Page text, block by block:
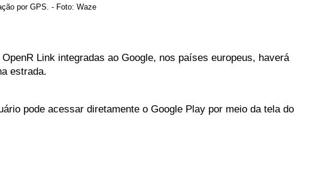
por GPS. - Foto: Waze
Link integradas ao Google, nos países europeus, haverá
estrada.
pode acessar diretamente o Google Play por meio da tela do